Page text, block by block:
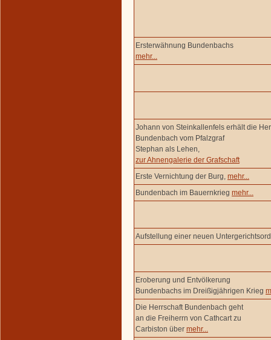
Ersterwähnung Bundenbachs
mehr...
Johann von Steinkallenfels erhält die
Bundenbach vom Pfalzgraf
Stephan als Lehen,
zur Ahnengalerie der Grafschaft
Erste Vernichtung der Burg, mehr...
Bundenbach im Bauernkrieg mehr...
Aufstellung einer neuen
Eroberung und Entvölkerung
Bundenbachs im Dreißigjährigen Krieg
Die Herrschaft Bundenbach geht
an die Freiherrn von Cathcart zu
Carbiston über mehr...